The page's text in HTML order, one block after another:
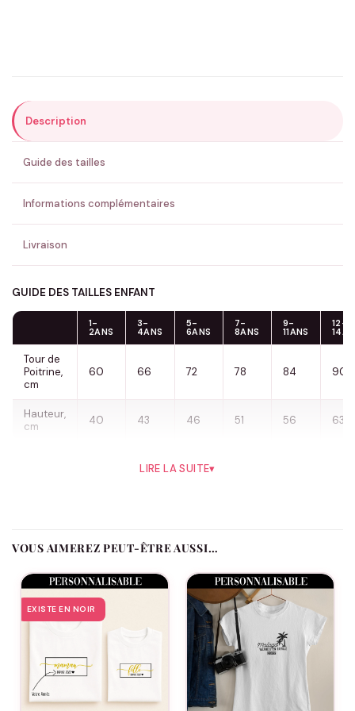
ENVOYER MA DEMANDE ✨
💚 Retour sous 24-48h🇫🇷 Flocage en France✅ Validation avant fabrication
Description
Guide des tailles
Informations complémentaires
Livraison
GUIDE DES TAILLES ENFANT
1-
2ANS
3-
4ANS
5-
6ANS
7-
8ANS
9-
11ANS
12-
Tour de
Poitrine,
cm
60 66 72 78 84 90
Hauteur,
cm
40 43 46 51 56 63
des parents porte fièrement le t-shirt “Sel”, l’autre “Poivre”,
de sens : “50 % sel, 50 % poivre = 100 % unique”. Ce design
joue avec l’idée que chaque enfant est le fruit d’un savoureux
mélange de deux personnalités différentes, et qu’ensemble, ils
forment une recette parfaite. Un concept aussi drôle que
symbolique, à porter fièrement en famille.
Ce modèle s’adresse aux familles qui aiment s’amuser de leurs
ressemblances, de leurs différences, et surtout, de ce lien
LIRE LA SUITE▾
VOUS AIMEREZ PEUT-ÊTRE AUSSI…
EXISTE EN NOIR